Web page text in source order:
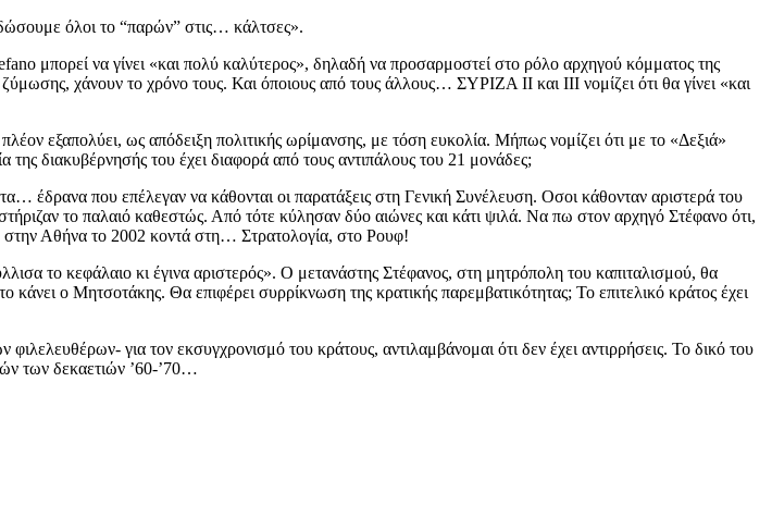
όλοι το “παρών” στις… κάλτσες».
μπορεί να γίνει «και πολύ καλύτερος», δηλαδή να προσαρμοστεί στο ρόλο αρχηγού κόμματος της
χάνουν το χρόνο τους. Και όποιους από τους άλλους… ΣΥΡΙΖΑ ΙΙ και ΙΙΙ νομίζει ότι θα γίνει «και
εξαπολύει, ως απόδειξη πολιτικής ωρίμανσης, με τόση ευκολία. Μήπως νομίζει ότι με το «Δεξιά»
της διακυβέρνησής του έχει διαφορά από τους αντιπάλους του 21 μονάδες;
που επέλεγαν να κάθονται οι παρατάξεις στη Γενική Συνέλευση. Οσοι κάθονταν αριστερά του
το παλαιό καθεστώς. Από τότε κύλησαν δύο αιώνες και κάτι ψιλά. Να πω στον αρχηγό Στέφανο ότι,
στην Αθήνα το 2002 κοντά στη… Στρατολογία, στο Ρουφ!
το κεφάλαιο κι έγινα αριστερός». Ο μετανάστης Στέφανος, στη μητρόπολη του καπιταλισμού, θα
κάνει ο Μητσοτάκης. Θα επιφέρει συρρίκνωση της κρατικής παρεμβατικότητας; Το επιτελικό κράτος έχει
για τον εκσυγχρονισμό του κράτους, αντιλαμβάνομαι ότι δεν έχει αντιρρήσεις. Το δικό του
των δεκαετιών ’60-’70…